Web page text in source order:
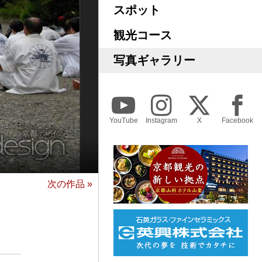
次の作品 »
スポット
観光コース
写真ギャラリー
YouTube Instagram X Facebook